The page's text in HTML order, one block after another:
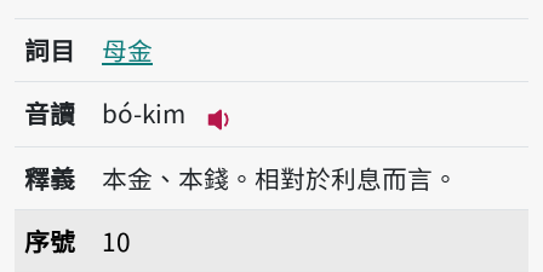
詞目
母金
音讀
bó-kim
播放音讀bó-kim
釋義
本金、本錢。相對於利息而言。
序號10母身
序號
10